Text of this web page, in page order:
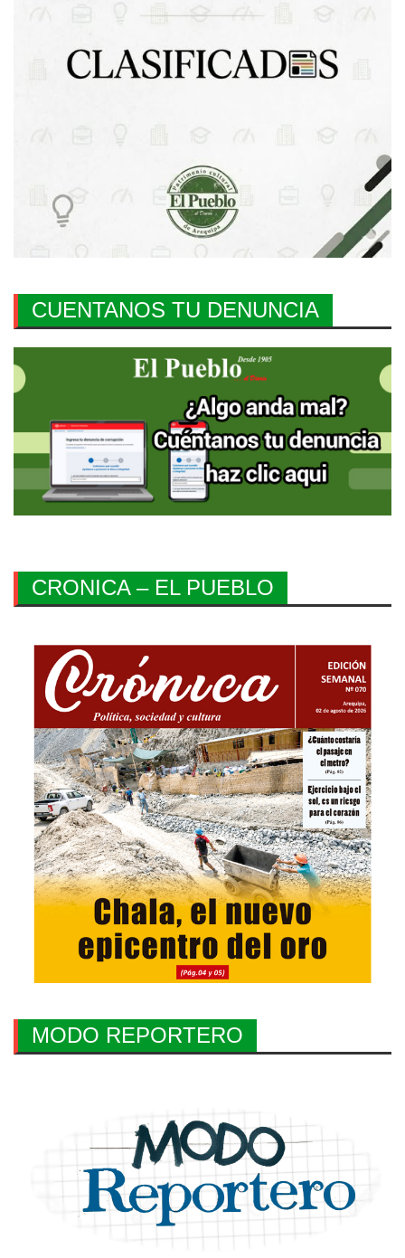
CUENTANOS TU DENUNCIA
CRONICA – EL PUEBLO
MODO REPORTERO